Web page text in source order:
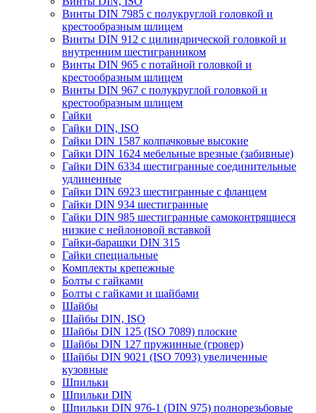
Винты DIN 7985 с полукруглой головкой и
крестообразным шлицем
Винты DIN 912 с цилиндрической головкой и
внутренним шестигранником
Винты DIN 965 с потайной головкой и
крестообразным шлицем
Винты DIN 967 с полукруглой головкой и
крестообразным шлицем
Гайки
Гайки DIN, ISO
Гайки DIN 1587 колпачковые высокие
Гайки DIN 1624 мебельные врезные (забивные)
Гайки DIN 6334 шестигранные соединительные
удлиненные
Гайки DIN 6923 шестигранные с фланцем
Гайки DIN 934 шестигранные
Гайки DIN 985 шестигранные самоконтрящиеся
низкие с нейлоновой вставкой
Гайки-барашки DIN 315
Гайки специальные
Комплекты крепежные
Болты с гайками
Болты с гайками и шайбами
Шайбы
Шайбы DIN, ISO
Шайбы DIN 125 (ISO 7089) плоские
Шайбы DIN 127 пружинные (гровер)
Шайбы DIN 9021 (ISO 7093) увеличенные
кузовные
Шпильки
Шпильки DIN
Шпильки DIN 976-1 (DIN 975) полнорезьбовые